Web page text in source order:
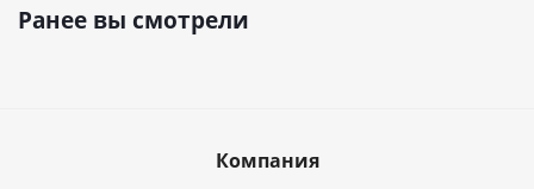
Ранее вы смотрели
Компания